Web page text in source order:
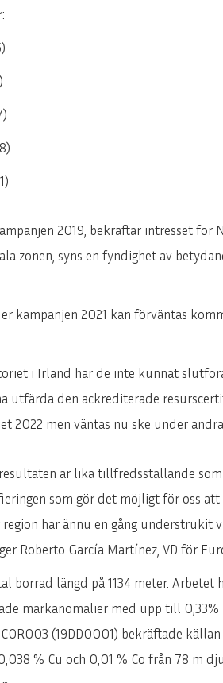
2019, bekräftar intresset för
zonen, syns en fyndighet av
kampanjen 2021 kan förväntas
i Irland har de inte kunnat
utfärda den ackrediterade
2022 men väntas nu ske under
är lika tillfredsställande
som gör det möjligt för oss
har ännu en gång understrukit
Roberto García Martínez, VD för
längd på 1134 meter. Arbetet
markanomalier med upp till
(19DD0001) bekräftade
% Cu och 0,01 % Co från 78 m